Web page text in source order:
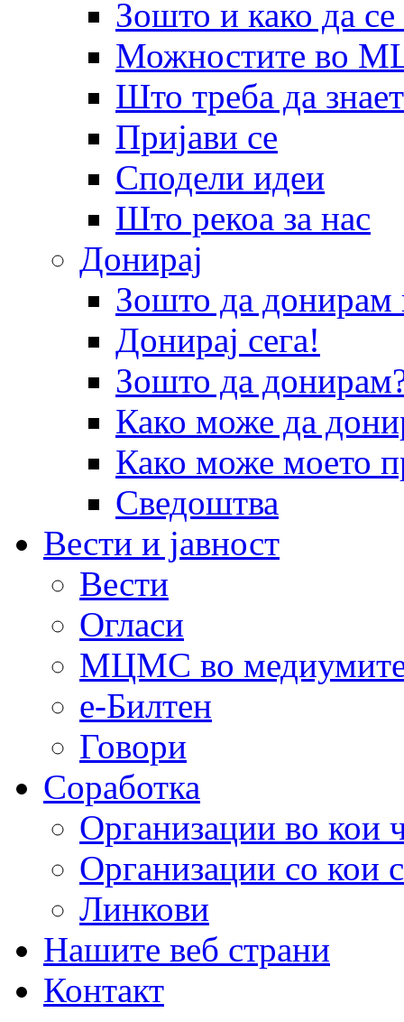
Зошто и како да
Можностите во
Што треба да
Пријави се
Сподели идеи
Што рекоа за нас
Донирај
Зошто да
Донирај сега!
Зошто да
Како може да
Како може моето
Сведоштва
Вести и јавност
Вести
Огласи
МЦМС во
е-Билтен
Говори
Соработка
Организации во кои
Организации со кои
Линкови
Нашите веб страни
Контакт